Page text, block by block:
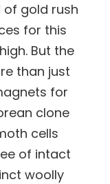
of gold rush
for this
But the
than just
for
clone
cells
of intact
woolly